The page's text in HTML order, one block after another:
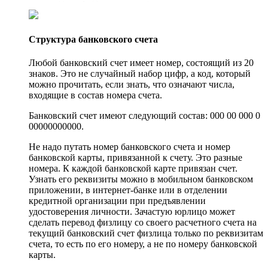
Структура банковского счета
Любой банковский счет имеет номер, состоящий из 20
знаков. Это не случайный набор цифр, а код, который
можно прочитать, если знать, что означают числа,
входящие в состав номера счета.
Банковский счет имеют следующий состав: 000 00 000 0
00000000000.
Не надо путать номер банковского счета и номер
банковской карты, привязанной к счету. Это разные
номера. К каждой банковской карте привязан счет.
Узнать его реквизиты можно в мобильном банковском
приложении, в интернет-банке или в отделении
кредитной организации при предъявлении
удостоверения личности. Зачастую юрлицо может
сделать перевод физлицу со своего расчетного счета на
текущий банковский счет физлица только по реквизитам
счета, то есть по его номеру, а не по номеру банковской
карты.